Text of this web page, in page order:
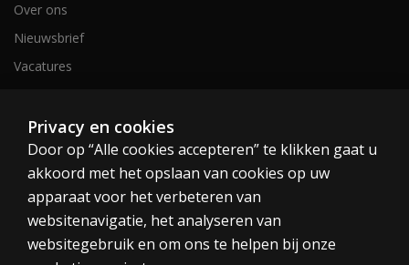
Over ons
Nieuwsbrief
Vacatures
Nederland en België
Cookies
Privacy en cookies
Door op “Alle cookies accepteren” te klikken gaat u
akkoord met het opslaan van cookies op uw
apparaat voor het verbeteren van
websitenavigatie, het analyseren van
websitegebruik en om ons te helpen bij onze